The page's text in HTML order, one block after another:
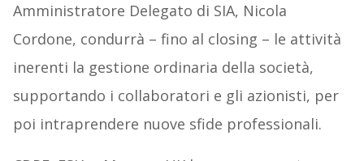
Amministratore Delegato di SIA, Nicola
Cordone, condurrà – fino al closing – le attività
inerenti la gestione ordinaria della società,
supportando i collaboratori e gli azionisti, per
poi intraprendere nuove sfide professionali.